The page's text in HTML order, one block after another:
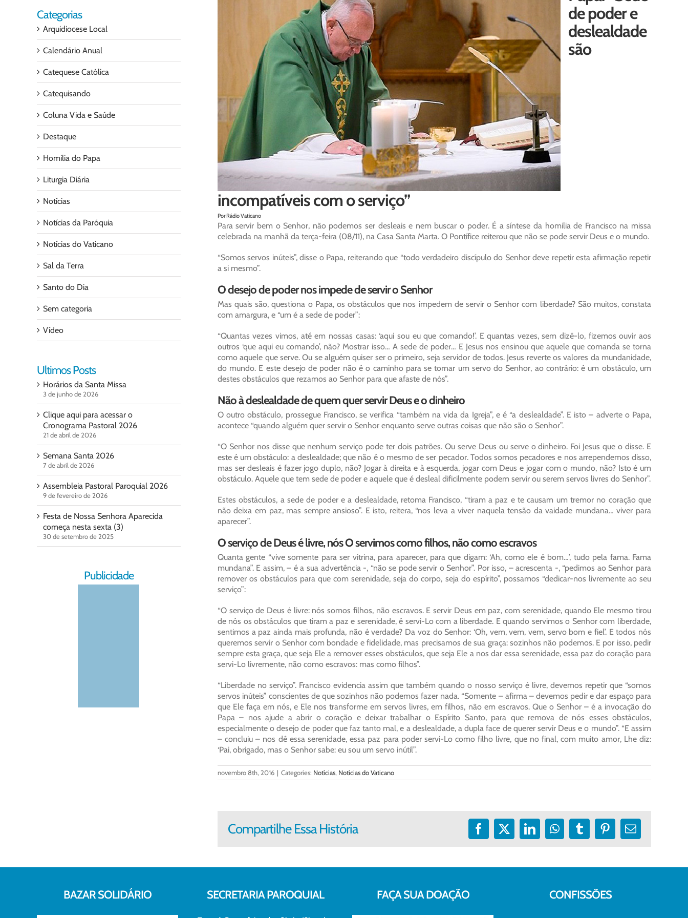
de poder e
deslealdade
são
incompatíveis com o serviço”
Por Rádio Vaticano
Para servir bem o Senhor, não podemos ser desleais e nem buscar o poder. É a síntese da homilia de Francisco na missa
celebrada na manhã da terça-feira (08/11), na Casa Santa Marta. O Pontífice reiterou que não se pode servir Deus e o mundo.
“Somos servos inúteis”, disse o Papa, reiterando que “todo verdadeiro discípulo do Senhor deve repetir esta afirmação repetir
a si mesmo”.
O desejo de poder nos impede de servir o Senhor
Mas quais são, questiona o Papa, os obstáculos que nos impedem de servir o Senhor com liberdade? São muitos, constata
com amargura, e “um é a sede de poder”:
“Quantas vezes vimos, até em nossas casas: ‘aqui sou eu que comando!’. E quantas vezes, sem dizê-lo, fizemos ouvir aos
outros ‘que aqui eu comando’, não? Mostrar isso… A sede de poder… E Jesus nos ensinou que aquele que comanda se torna
como aquele que serve. Ou se alguém quiser ser o primeiro, seja servidor de todos. Jesus reverte os valores da mundanidade,
do mundo. E este desejo de poder não é o caminho para se tornar um servo do Senhor, ao contrário: é um obstáculo, um
destes obstáculos que rezamos ao Senhor para que afaste de nós”.
Não à deslealdade de quem quer servir Deus e o dinheiro
O outro obstáculo, prossegue Francisco, se verifica “também na vida da Igreja”, e é “a deslealdade”. E isto – adverte o Papa,
acontece “quando alguém quer servir o Senhor enquanto serve outras coisas que não são o Senhor”.
“O Senhor nos disse que nenhum serviço pode ter dois patrões. Ou serve Deus ou serve o dinheiro. Foi Jesus que o disse. E
este é um obstáculo: a deslealdade; que não é o mesmo de ser pecador. Todos somos pecadores e nos arrependemos disso,
mas ser desleais é fazer jogo duplo, não? Jogar à direita e à esquerda, jogar com Deus e jogar com o mundo, não? Isto é um
obstáculo. Aquele que tem sede de poder e aquele que é desleal dificilmente podem servir ou serem servos livres do Senhor”.
Estes obstáculos, a sede de poder e a deslealdade, retoma Francisco, “tiram a paz e te causam um tremor no coração que
não deixa em paz, mas sempre ansioso”. E isto, reitera, “nos leva a viver naquela tensão da vaidade mundana… viver para
aparecer”.
O serviço de Deus é livre, nós O servimos como filhos, não como escravos
Quanta gente “vive somente para ser vitrina, para aparecer, para que digam: ‘Ah, como ele é bom…’, tudo pela fama. Fama
mundana”. E assim, – é a sua advertência -, “não se pode servir o Senhor”. Por isso, – acrescenta -, “pedimos ao Senhor para
remover os obstáculos para que com serenidade, seja do corpo, seja do espírito”, possamos “dedicar-nos livremente ao seu
serviço”:
“O serviço de Deus é livre: nós somos filhos, não escravos. E servir Deus em paz, com serenidade, quando Ele mesmo tirou
de nós os obstáculos que tiram a paz e serenidade, é servi-Lo com a liberdade. E quando servimos o Senhor com liberdade,
sentimos a paz ainda mais profunda, não é verdade? Da voz do Senhor: ‘Oh, vem, vem, vem, servo bom e fiel’. E todos nós
queremos servir o Senhor com bondade e fidelidade, mas precisamos de sua graça: sozinhos não podemos. E por isso, pedir
sempre esta graça, que seja Ele a remover esses obstáculos, que seja Ele a nos dar essa serenidade, essa paz do coração para
servi-Lo livremente, não como escravos: mas como filhos”.
“Liberdade no serviço”. Francisco evidencia assim que também quando o nosso serviço é livre, devemos repetir que “somos
servos inúteis” conscientes de que sozinhos não podemos fazer nada. “Somente – afirma – devemos pedir e dar espaço para
que Ele faça em nós, e Ele nos transforme em servos livres, em filhos, não em escravos. Que o Senhor – é a invocação do
Papa – nos ajude a abrir o coração e deixar trabalhar o Espírito Santo, para que remova de nós esses obstáculos,
especialmente o desejo de poder que faz tanto mal, e a deslealdade, a dupla face de querer servir Deus e o mundo”. “E assim
– concluiu – nos dê essa serenidade, essa paz para poder servi-Lo como filho livre, que no final, com muito amor, Lhe diz:
‘Pai, obrigado, mas o Senhor sabe: eu sou um servo inútil”.
novembro 8th, 2016 | Categories: Notícias, Notícias do Vaticano
Compartilhe Essa História Facebook
X LinkedInWhatsApp
TumblrPinterest
E-
Categorias
Arquidiocese Local
Calendário Anual
Catequese Católica
Catequisando
Coluna Vida e Saúde
Destaque
Homilia do Papa
Liturgia Diária
Notícias
Notícias da Paróquia
Notícias do Vaticano
Sal da Terra
Santo do Dia
Sem categoria
Vídeo
Ultimos Posts
Horários da Santa Missa
3 de junho de 2026
Clique aqui para acessar o
Cronograma Pastoral 2026
21 de abril de 2026
Semana Santa 2026
7 de abril de 2026
Assembleia Pastoral Paroquial 2026
9 de fevereiro de 2026
Festa de Nossa Senhora Aparecida
começa nesta sexta (3)
30 de setembro de 2025
Publicidade
BAZAR SOLIDÁRIO SECRETARIA PAROQUIAL FAÇA SUA DOAÇÃO CONFISSÕES